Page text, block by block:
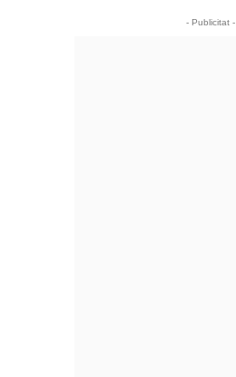
- Publicitat -